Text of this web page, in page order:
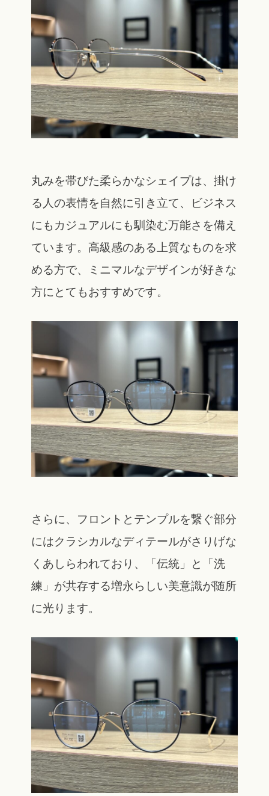
丸みを帯びた柔らかなシェイプは、掛け
る人の表情を自然に引き立て、ビジネス
にもカジュアルにも馴染む万能さを備え
ています。高級感のある上質なものを求
める方で、ミニマルなデザインが好きな
方にとてもおすすめです。
さらに、フロントとテンプルを繋ぐ部分
にはクラシカルなディテールがさりげな
くあしらわれており、「伝統」と「洗
練」が共存する増永らしい美意識が随所
に光ります。